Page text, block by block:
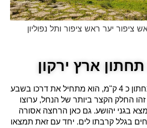
ציפור יער ראש ציפור ותל נפוליון
ארץ ירקון
אורכו של המקטע התחתון כ 4 ק"מ, הוא מתחיל את דרכו בשבע
החלק הקצר ביותר של הנחל, ערוצו
בגני יהושע. גם כאן הרחצה אסורה
בגלל קרבתו לים. יחד עם זאת תמצאו